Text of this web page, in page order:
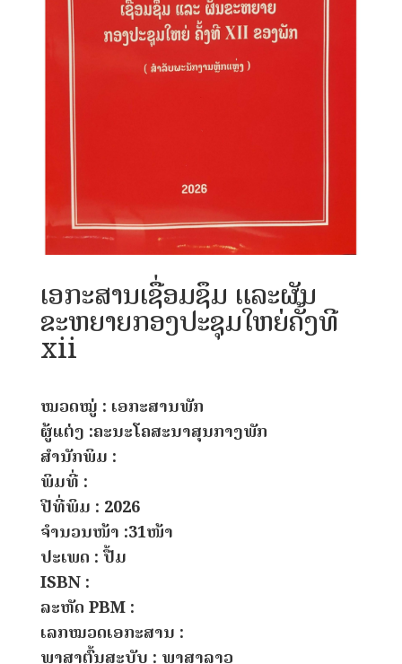
ເອກະສານເຊື່ອມຊຶມ ແລະຜັນ
ຂະຫຍາຍກອງປະຊຸມໃຫຍ່ຄັ້ງທີ
xii
ໝວດໝູ່ : ເອກະສານພັກ
ຜູ້ແຕ່ງ :ຄະນະໂຄສະນາສຸນກາງພັກ
ສຳນັກພິມ :
ພິມທີ່ :
ປີທີ່ພິມ : 2026
ຈຳນວນໜ້າ :31ໜ້າ
ປະເພດ : ປື້ມ
ISBN :
ລະຫັດ PBM :
ເລກໝວດເອກະສານ :
ພາສາຕົ້ນສະບັບ : ພາສາລາວ